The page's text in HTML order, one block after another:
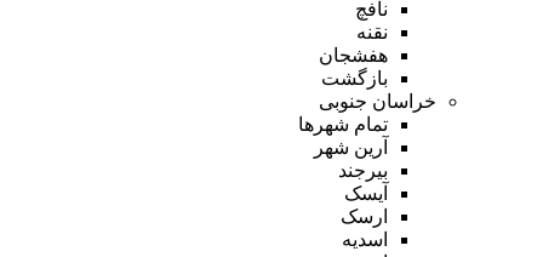
نافچ
نقنه
هفشجان
بازگشت
خراسان جنوبی
تمام شهر‌ها
آرین شهر
بیرجند
آیسک
ارسک
اسدیه